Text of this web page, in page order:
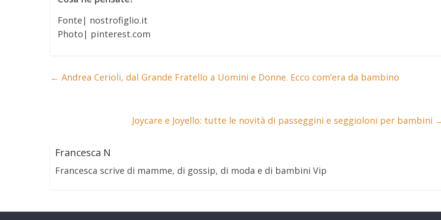
Fonte| nostrofiglio.it
Photo| pinterest.com
← Andrea Cerioli, dal Grande Fratello a Uomini e Donne. Ecco com’era da bambino
Joycare e Joyello: tutte le novità di passeggini e seggioloni per bambini
Francesca N
Francesca scrive di mamme, di gossip, di moda e di bambini Vip